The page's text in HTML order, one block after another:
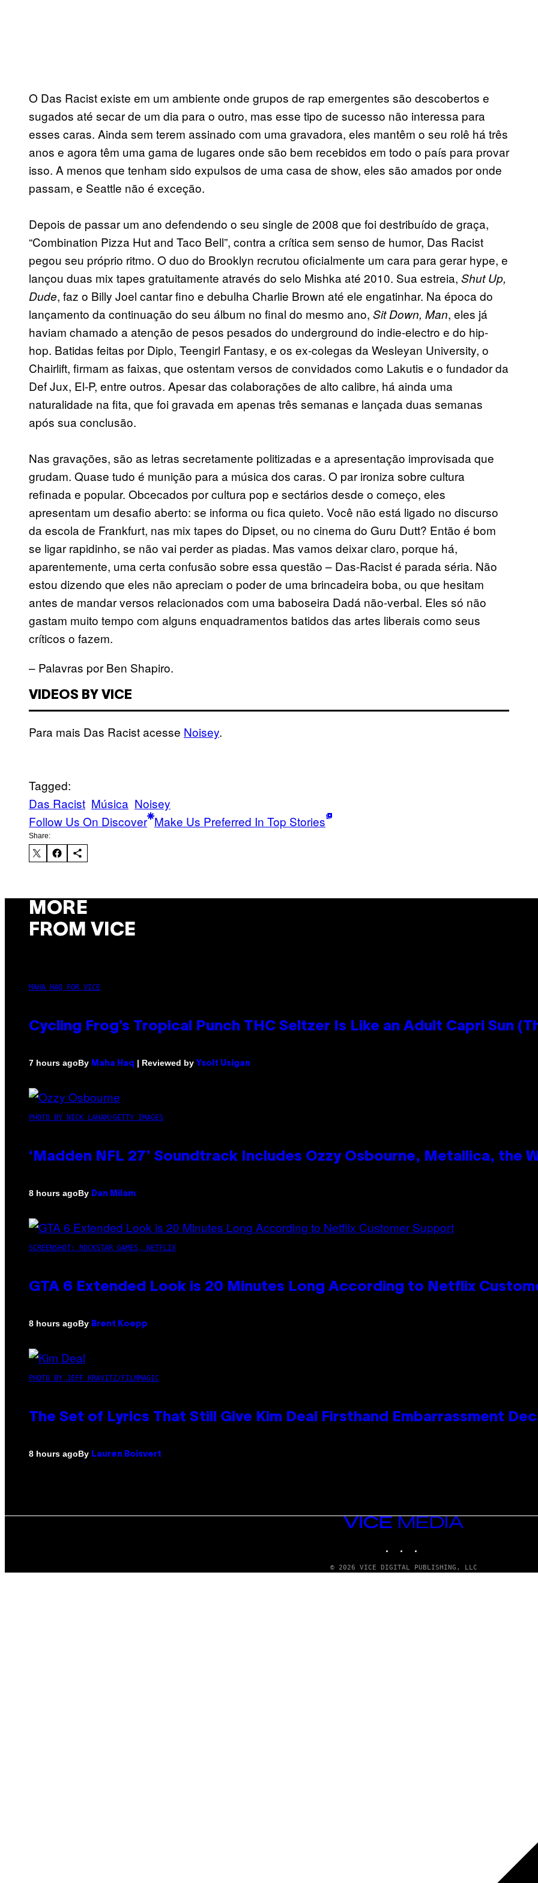
O Das Racist existe em um ambiente onde grupos de rap emergentes são descobertos e
sugados até secar de um dia para o outro, mas esse tipo de sucesso não interessa para
esses caras. Ainda sem terem assinado com uma gravadora, eles mantêm o seu rolê há três
anos e agora têm uma gama de lugares onde são bem recebidos em todo o país para provar
isso. A menos que tenham sido expulsos de uma casa de show, eles são amados por onde
passam, e Seattle não é exceção.
Depois de passar um ano defendendo o seu single de 2008 que foi destribuído de graça,
“Combination Pizza Hut and Taco Bell”, contra a crítica sem senso de humor, Das Racist
pegou seu próprio ritmo. O duo do Brooklyn recrutou oficialmente um cara para gerar hype, e
lançou duas mix tapes gratuitamente através do selo Mishka até 2010. Sua estreia, Shut Up,
Dude, faz o Billy Joel cantar fino e debulha Charlie Brown até ele engatinhar. Na época do
lançamento da continuação do seu álbum no final do mesmo ano, Sit Down, Man, eles já
haviam chamado a atenção de pesos pesados ​​do underground do indie-electro e do hip-
hop. Batidas feitas por Diplo, Teengirl Fantasy, e os ex-colegas da Wesleyan University, o
Chairlift, firmam as faixas, que ostentam versos de convidados como Lakutis e o fundador da
Def Jux, El-P, entre outros. Apesar das colaborações de alto calibre, há ainda uma
naturalidade na fita, que foi gravada em apenas três semanas e lançada duas semanas
após sua conclusão.
Nas gravações, são as letras secretamente politizadas e a apresentação improvisada que
grudam. Quase tudo é munição para a música dos caras. O par ironiza sobre cultura
refinada e popular. Obcecados por cultura pop e sectários desde o começo, eles
apresentam um desafio aberto: se informa ou fica quieto. Você não está ligado no discurso
da escola de Frankfurt, nas mix tapes do Dipset, ou no cinema do Guru Dutt? Então é bom
se ligar rapidinho, se não vai perder as piadas. Mas vamos deixar claro, porque há,
aparentemente, uma certa confusão sobre essa questão – Das-Racist é parada séria. Não
estou dizendo que eles não apreciam o poder de uma brincadeira boba, ou que hesitam
antes de mandar versos relacionados com uma baboseira Dadá não-verbal. Eles só não
gastam muito tempo com alguns enquadramentos batidos das artes liberais ​​como seus
críticos o fazem.
– Palavras por Ben Shapiro.
VIDEOS BY VICE
Para mais Das Racist acesse Noisey.
Tagged:
Das Racist Música Noisey
Follow Us On Discover Make Us Preferred In Top Stories
Share:
MORE
FROM VICE
MAHA HAQ FOR VICE
Cycling Frog’s Tropical Punch THC Seltzer Is Like an Adult Capri Sun
7 hours agoBy Maha Haq | Reviewed by Ysolt Usigan
PHOTO BY NICK LAHAM/GETTY IMAGES
‘Madden NFL 27’ Soundtrack Includes Ozzy Osbourne, Metallica, the
8 hours agoBy Dan Milam
SCREENSHOT: ROCKSTAR GAMES, NETFLIX
GTA 6 Extended Look is 20 Minutes Long According to Netflix
8 hours agoBy Brent Koepp
PHOTO BY JEFF KRAVITZ/FILMMAGIC
The Set of Lyrics That Still Give Kim Deal Firsthand Embarrassment
8 hours agoBy Lauren Boisvert
VICE
MEDIA
© 2026 VICE DIGITAL PUBLISHING, LLC